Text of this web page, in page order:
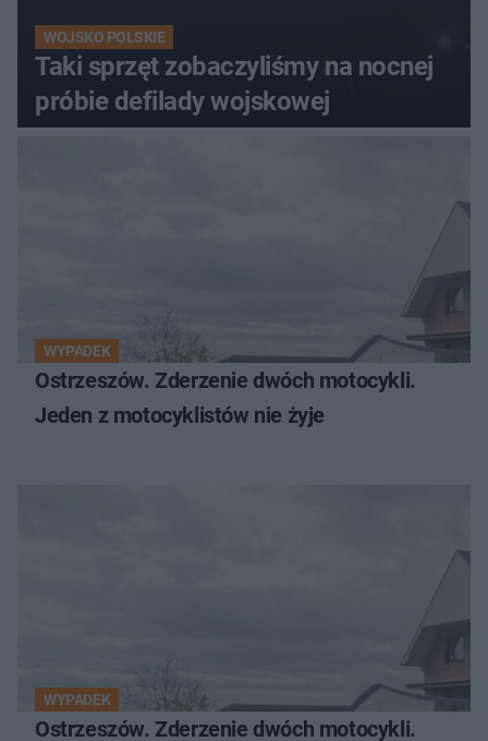
WOJSKO POLSKIE
Taki sprzęt zobaczyliśmy na nocnej
próbie defilady wojskowej
WYPADEK
Ostrzeszów. Zderzenie dwóch motocykli.
Jeden z motocyklistów nie żyje
WYPADEK
Ostrzeszów. Zderzenie dwóch motocykli.